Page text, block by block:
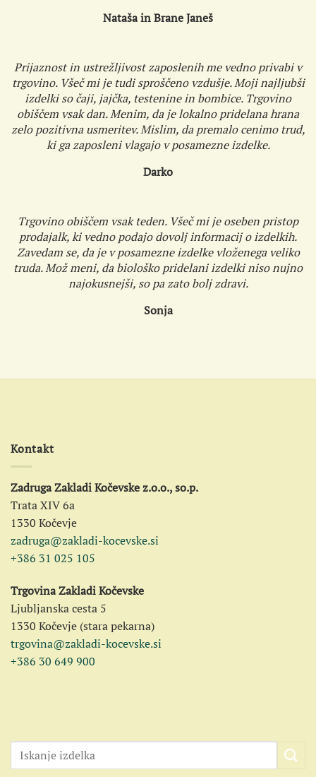
Nataša in Brane Janeš
Prijaznost in ustrežljivost zaposlenih me vedno privabi v
trgovino. Všeč mi je tudi sproščeno vzdušje. Moji najljubši
izdelki so čaji, jajčka, testenine in bombice. Trgovino
obiščem vsak dan. Menim, da je lokalno pridelana hrana
zelo pozitivna usmeritev. Mislim, da premalo cenimo trud,
ki ga zaposleni vlagajo v posamezne izdelke.
Darko
Trgovino obiščem vsak teden. Všeč mi je oseben pristop
prodajalk, ki vedno podajo dovolj informacij o izdelkih.
Zavedam se, da je v posamezne izdelke vloženega veliko
truda. Mož meni, da biološko pridelani izdelki niso nujno
najokusnejši, so pa zato bolj zdravi.
Sonja
Kontakt
Zadruga Zakladi Kočevske z.o.o., so.p.
Trata XIV 6a
1330 Kočevje
zadruga@zakladi-kocevske.si
+386 31 025 105
Trgovina Zakladi Kočevske
Ljubljanska cesta 5
1330 Kočevje (stara pekarna)
trgovina@zakladi-kocevske.si
+386 30 649 900